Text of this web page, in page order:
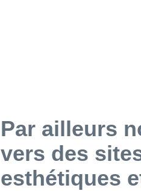
Par ailleurs
vers des
esthétiques